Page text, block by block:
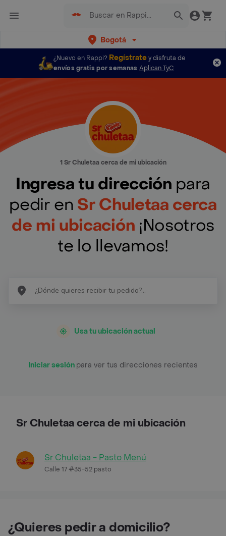
Bogotá
¿Nuevo en Rappi? Regístratey disfruta de
envíos gratis por semanas Aplican TyC
1 Sr Chuletaa cerca de mi ubicación
Ingresa tu dirección para
pedir en Sr Chuletaa cerca
de mi ubicación ¡Nosotros
te lo llevamos!
Usa tu ubicación actual
Iniciar sesión para ver tus direcciones recientes
Sr Chuletaa cerca de mi ubicación
Sr Chuletaa - Pasto Menú
Calle 17 #35-52 pasto
¿Quieres pedir a domicilio?